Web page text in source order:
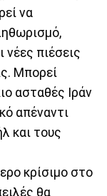
να
πιέσεις
Μπορεί
ασταθές Ιράν
απέναντι
και τους
κρίσιμο στο
θα